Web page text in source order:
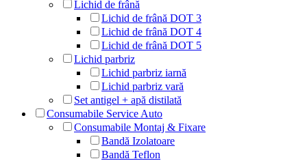
Lichid de frână
Lichid de frână DOT 3
Lichid de frână DOT 4
Lichid de frână DOT 5
Lichid parbriz
Lichid parbriz iarnă
Lichid parbriz vară
Set antigel + apă distilată
Consumabile Service Auto
Consumabile Montaj & Fixare
Bandă Izolatoare
Bandă Teflon